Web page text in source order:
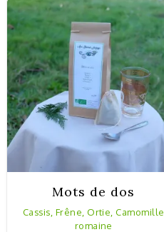
Mots de dos
Cassis, Frêne, Ortie, Camomille
romaine